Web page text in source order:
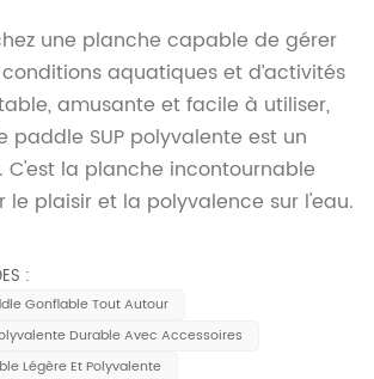
une planche capable de gérer
aquatiques et d’activités
amusante et facile à utiliser,
paddle SUP polyvalente est un
C'est la planche incontournable
le plaisir et la polyvalence sur l'eau.
:
Gonflable Tout Autour
Durable Avec Accessoires
Légère Et Polyvalente